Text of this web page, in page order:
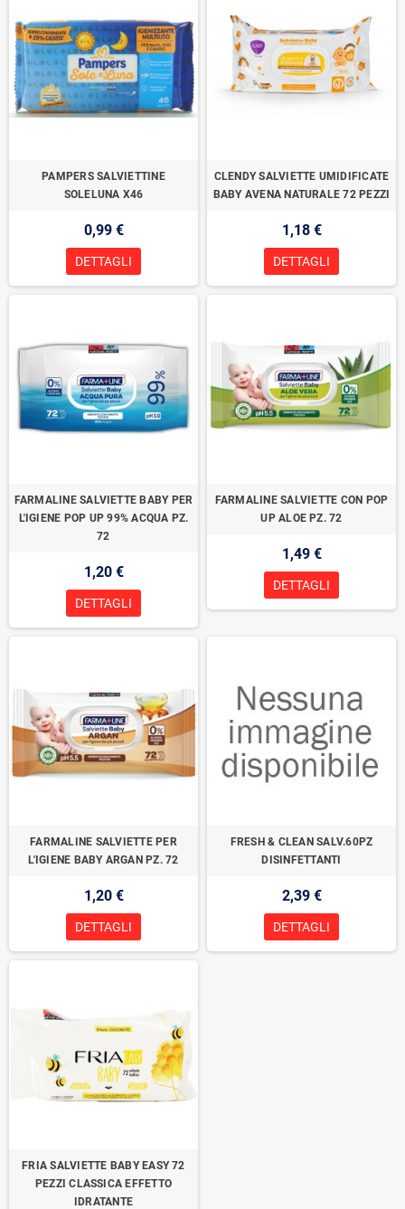
PAMPERS SALVIETTINE
SOLELUNA X46
0,99 €
DETTAGLI
CLENDY SALVIETTE UMIDIFICATE
BABY AVENA NATURALE 72 PEZZI
1,18 €
DETTAGLI
FARMALINE SALVIETTE BABY PER
L'IGIENE POP UP 99% ACQUA PZ.
72
1,20 €
DETTAGLI
FARMALINE SALVIETTE CON POP
UP ALOE PZ. 72
1,49 €
DETTAGLI
FARMALINE SALVIETTE PER
L'IGIENE BABY ARGAN PZ. 72
1,20 €
DETTAGLI
FRESH & CLEAN SALV.60PZ
DISINFETTANTI
2,39 €
DETTAGLI
FRIA SALVIETTE BABY EASY 72
PEZZI CLASSICA EFFETTO
IDRATANTE